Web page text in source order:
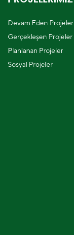
Devam Eden Projeler
Gerçekleşen Projeler
Planlanan Projeler
Sosyal Projeler